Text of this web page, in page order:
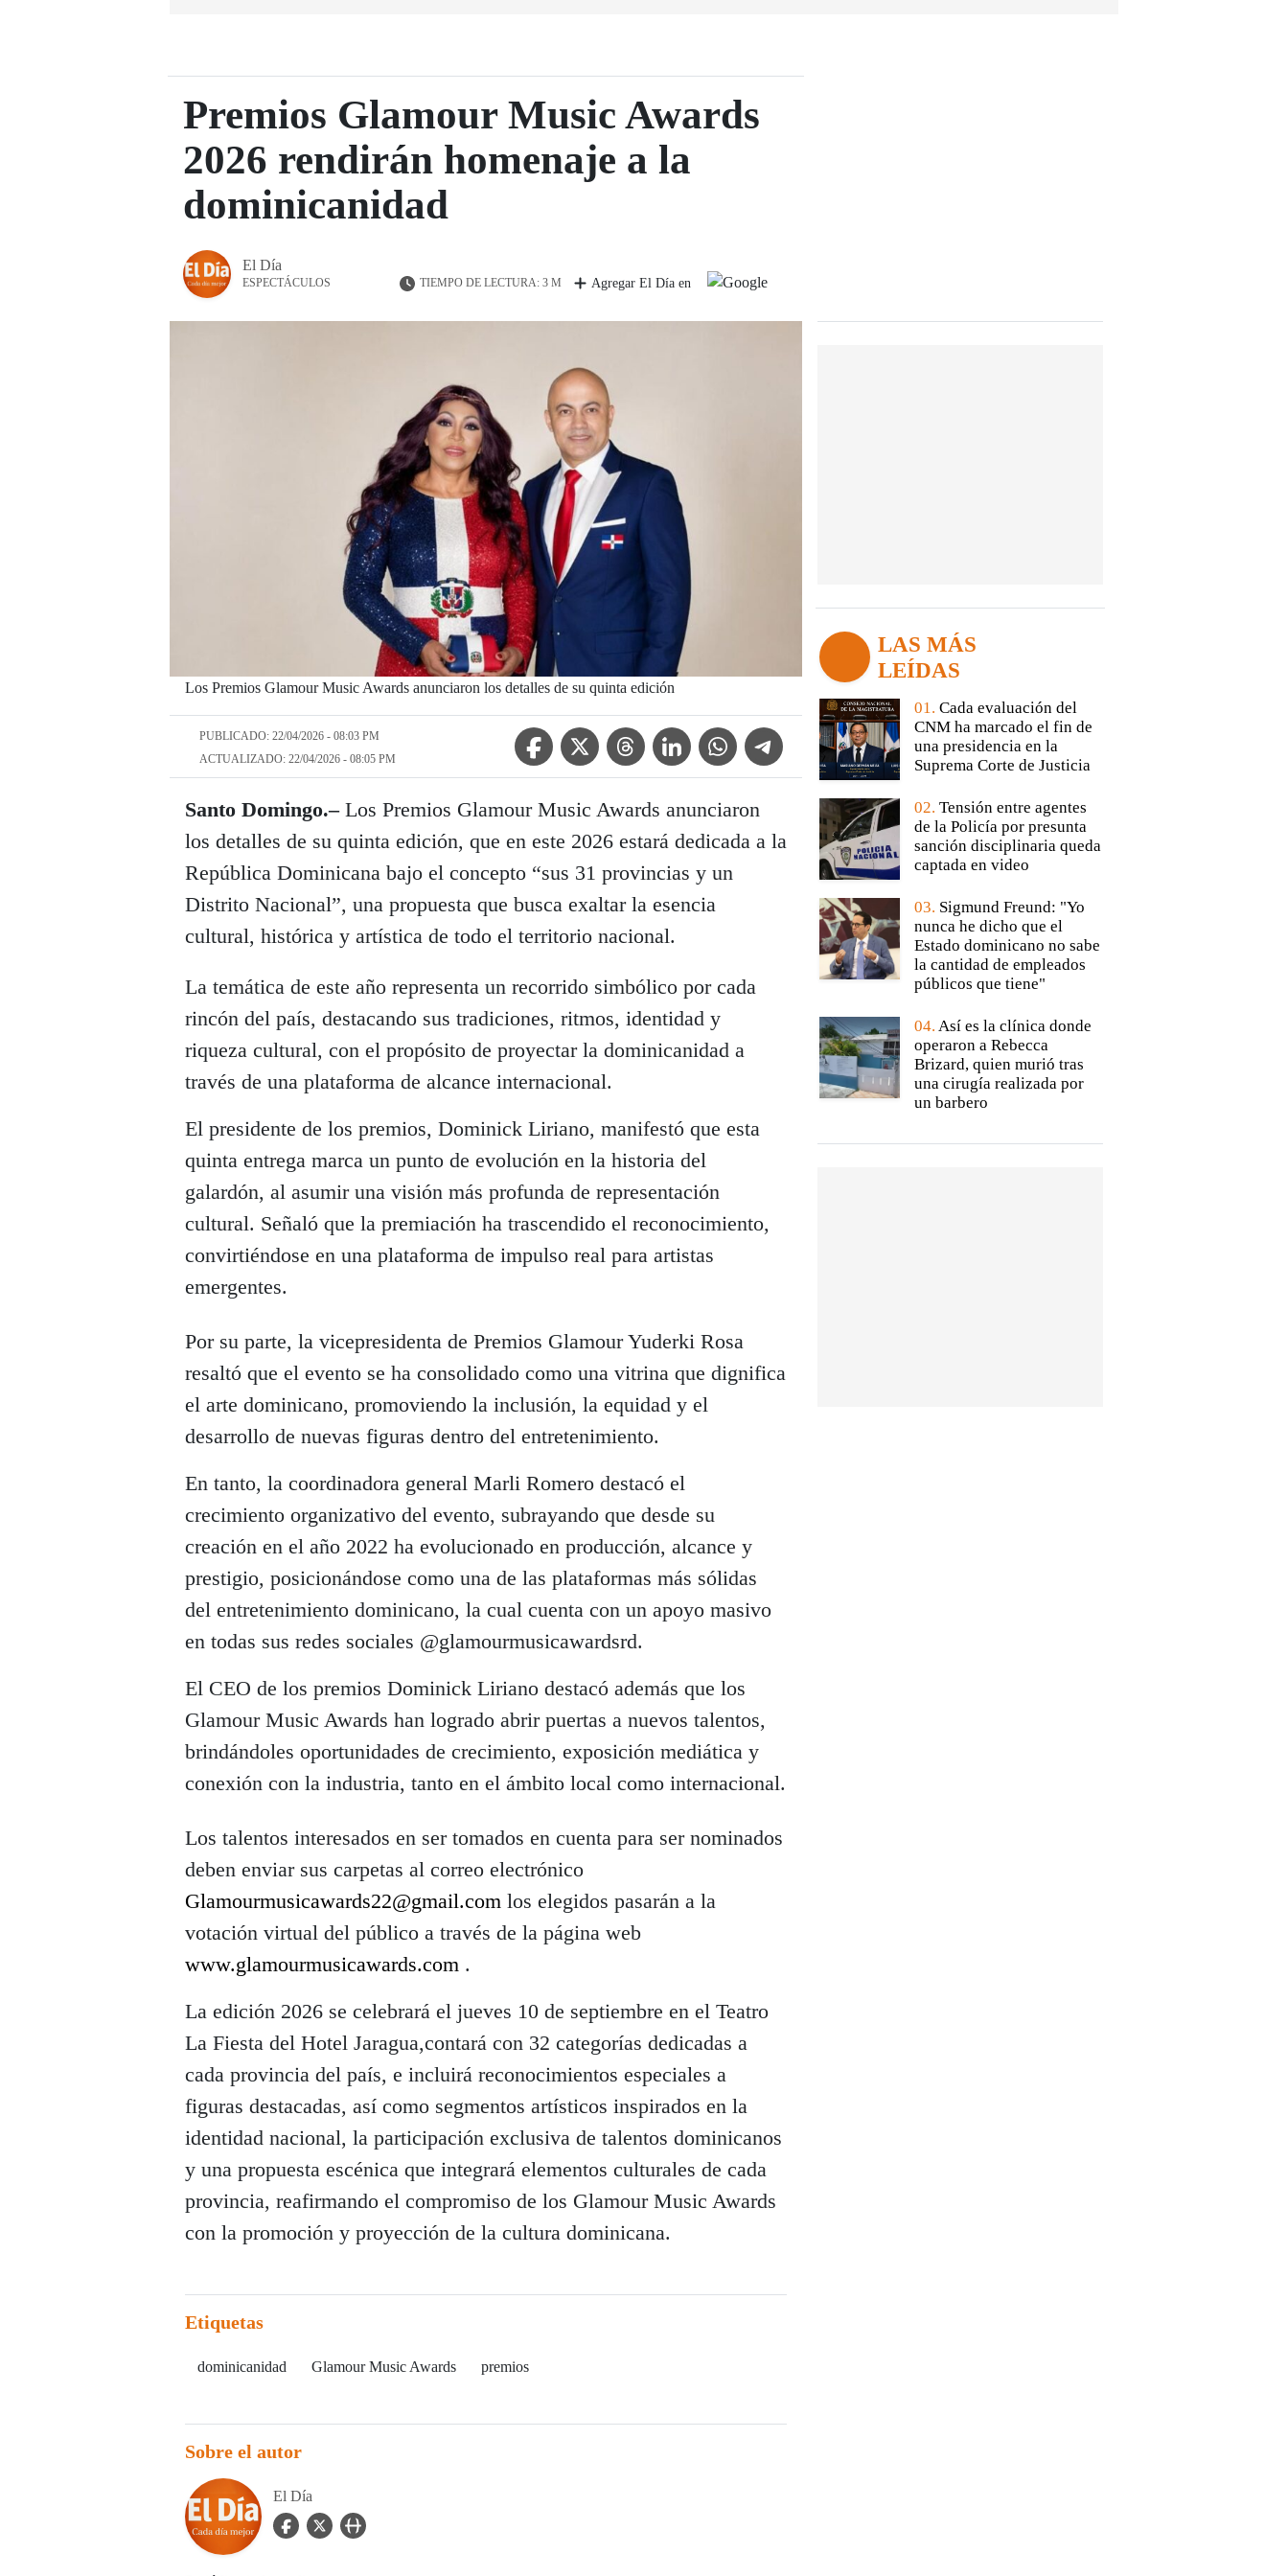
Premios Glamour Music Awards
2026 rendirán homenaje a la
dominicanidad
El Día
ESPECTÁCULOS TIEMPO DE LECTURA: 3 M Agregar El Día en
Los Premios Glamour Music Awards anunciaron los detalles de su quinta edición
PUBLICADO: 22/04/2026 - 08:03 PM
ACTUALIZADO: 22/04/2026 - 08:05 PM
Facebook IconTwitter IconThreads IconLinkedin IconWhatsApp IconTelegram Icon
Santo Domingo.–Los Premios Glamour Music Awards anunciaron
los detalles de su quinta edición, que en este 2026 estará dedicada a la
República Dominicana bajo el concepto “sus 31 provincias y un
Distrito Nacional”, una propuesta que busca exaltar la esencia
cultural, histórica y artística de todo el territorio nacional.
La temática de este año representa un recorrido simbólico por cada
rincón del país, destacando sus tradiciones, ritmos, identidad y
riqueza cultural, con el propósito de proyectar la dominicanidad a
través de una plataforma de alcance internacional.
El presidente de los premios, Dominick Liriano, manifestó que esta
quinta entrega marca un punto de evolución en la historia del
galardón, al asumir una visión más profunda de representación
cultural. Señaló que la premiación ha trascendido el reconocimiento,
convirtiéndose en una plataforma de impulso real para artistas
emergentes.
Por su parte, la vicepresidenta de Premios Glamour Yuderki Rosa
resaltó que el evento se ha consolidado como una vitrina que dignifica
el arte dominicano, promoviendo la inclusión, la equidad y el
desarrollo de nuevas figuras dentro del entretenimiento.
En tanto, la coordinadora general Marli Romero destacó el
crecimiento organizativo del evento, subrayando que desde su
creación en el año 2022 ha evolucionado en producción, alcance y
prestigio, posicionándose como una de las plataformas más sólidas
del entretenimiento dominicano, la cual cuenta con un apoyo masivo
en todas sus redes sociales @glamourmusicawardsrd.
El CEO de los premios Dominick Liriano destacó además que los
Glamour Music Awards han logrado abrir puertas a nuevos talentos,
brindándoles oportunidades de crecimiento, exposición mediática y
conexión con la industria, tanto en el ámbito local como internacional.
Los talentos interesados en ser tomados en cuenta para ser nominados
deben enviar sus carpetas al correo electrónico
Glamourmusicawards22@gmail.com los elegidos pasarán a la
votación virtual del público a través de la página web
www.glamourmusicawards.com .
La edición 2026 se celebrará el jueves 10 de septiembre en el Teatro
La Fiesta del Hotel Jaragua,contará con 32 categorías dedicadas a
cada provincia del país, e incluirá reconocimientos especiales a
figuras destacadas, así como segmentos artísticos inspirados en la
identidad nacional, la participación exclusiva de talentos dominicanos
y una propuesta escénica que integrará elementos culturales de cada
provincia, reafirmando el compromiso de los Glamour Music Awards
con la promoción y proyección de la cultura dominicana.
Etiquetas
dominicanidad Glamour Music Awards premios
Sobre el autor
El Día
facebook Icon
twitter Iconuser_url Icon
LAS MÁS
LEÍDAS
01. Cada evaluación del
CNM ha marcado el fin de
una presidencia en la
Suprema Corte de Justicia
02. Tensión entre agentes
de la Policía por presunta
sanción disciplinaria queda
captada en video
03. Sigmund Freund: "Yo
nunca he dicho que el
Estado dominicano no sabe
la cantidad de empleados
públicos que tiene"
04. Así es la clínica donde
operaron a Rebecca
Brizard, quien murió tras
una cirugía realizada por
un barbero